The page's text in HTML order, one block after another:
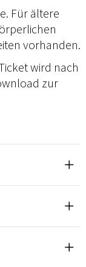
Für ältere
vorhanden.
wird nach
zur